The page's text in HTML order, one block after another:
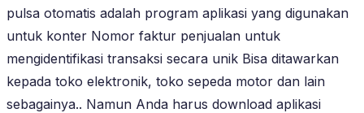
pulsa otomatis adalah program aplikasi yang digunakan
untuk konter Nomor faktur penjualan untuk
mengidentifikasi transaksi secara unik Bisa ditawarkan
kepada toko elektronik, toko sepeda motor dan lain
sebagainya.. Namun Anda harus download aplikasi